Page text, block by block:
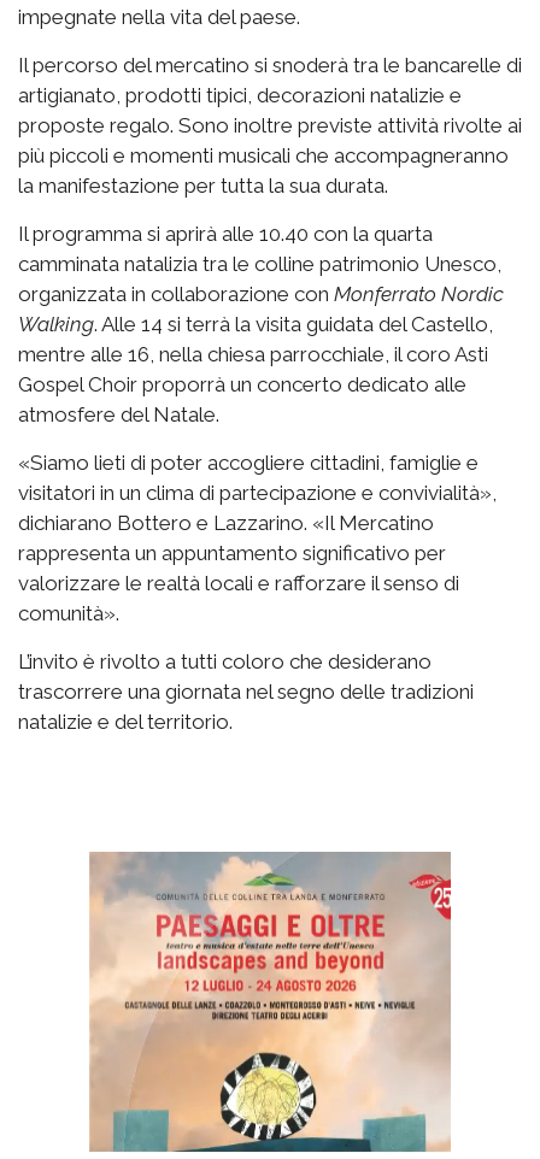
impegnate nella vita del paese.
Il percorso del mercatino si snoderà tra le bancarelle di
artigianato, prodotti tipici, decorazioni natalizie e
proposte regalo. Sono inoltre previste attività rivolte ai
più piccoli e momenti musicali che accompagneranno
la manifestazione per tutta la sua durata.
Il programma si aprirà alle 10.40 con la quarta
camminata natalizia tra le colline patrimonio Unesco,
organizzata in collaborazione con Monferrato Nordic
Walking. Alle 14 si terrà la visita guidata del Castello,
mentre alle 16, nella chiesa parrocchiale, il coro Asti
Gospel Choir proporrà un concerto dedicato alle
atmosfere del Natale.
«Siamo lieti di poter accogliere cittadini, famiglie e
visitatori in un clima di partecipazione e convivialità»,
dichiarano Bottero e Lazzarino. «Il Mercatino
rappresenta un appuntamento significativo per
valorizzare le realtà locali e rafforzare il senso di
comunità».
L’invito è rivolto a tutti coloro che desiderano
trascorrere una giornata nel segno delle tradizioni
natalizie e del territorio.